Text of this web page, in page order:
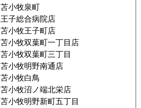
苫小牧泉町
王子総合病院店
苫小牧王子町店
苫小牧双葉町一丁目店
苫小牧双葉町三丁目
苫小牧明野南通店
苫小牧白鳥
苫小牧沼ノ端北栄店
苫小牧明野新町五丁目